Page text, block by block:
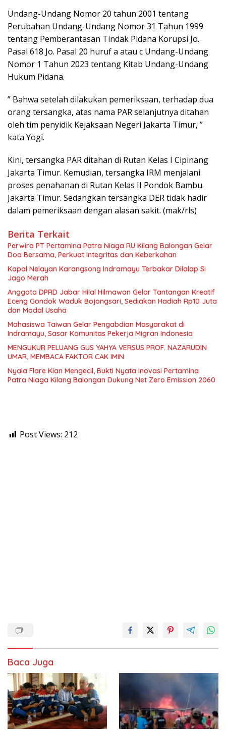
Undang-Undang Nomor 20 tahun 2001 tentang
Perubahan Undang-Undang Nomor 31 Tahun 1999
tentang Pemberantasan Tindak Pidana Korupsi Jo.
Pasal 618 Jo. Pasal 20 huruf a atau c Undang-Undang
Nomor 1 Tahun 2023 tentang Kitab Undang-Undang
Hukum Pidana.
” Bahwa setelah dilakukan pemeriksaan, terhadap dua
orang tersangka, atas nama PAR selanjutnya ditahan
oleh tim penyidik Kejaksaan Negeri Jakarta Timur, ”
kata Yogi.
Kini, tersangka PAR ditahan di Rutan Kelas I Cipinang
Jakarta Timur. Kemudian, tersangka IRM menjalani
proses penahanan di Rutan Kelas II Pondok Bambu.
Jakarta Timur. Sedangkan tersangka DER tidak hadir
dalam pemeriksaan dengan alasan sakit. (mak/rls)
Berita Terkait
Perwira PT Pertamina Patra Niaga RU Kilang Balongan Gelar
Doa Bersama, Perkuat Integritas dan Keberkahan
Kapal Nelayan Karangsong Indramayu Terbakar Dilalap Si
Jago Merah
Anggota DPRD Jabar Hilal Hilmawan Gelar Tantangan Kreatif
Eceng Gondok Waduk Bojongsari, Sediakan Hadiah Rp10 Juta
dan Modal Usaha
Mahasiswa Taiwan Gelar Pengabdian Masyarakat di
Indramayu, Sasar Komunitas Pekerja Migran Indonesia
MENGUKUR PELUANG GUS YAHYA VERSUS PROF. NAZARUDIN
UMAR, MEMBACA FAKTOR CAK IMIN
Nyala Flare Kian Mengecil, Bukti Nyata Inovasi Pertamina
Patra Niaga Kilang Balongan Dukung Net Zero Emission 2060
Post Views: 212
Baca Juga